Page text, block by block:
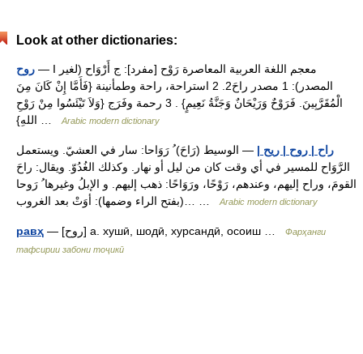
Look at other dictionaries:
روح — I معجم اللغة العربية المعاصرة رَوْح [مفرد]: ج أَرْوَاح (لغير
المصدر): 1 مصدر راحَ2. 2 استراحة، راحة وطمأنينة {فَأَمَّا إِنْ كَانَ مِنَ
الْمُقَرَّبِينَ. فَرَوْحٌ وَرَيْحَانٌ وَجَنَّةُ نَعِيمٍ} . 3 رحمة وفَرَج {وَلاَ تَيْئَسُوا مِنْ رَوْحِ
Arabic modern dictionary
راح | روح | ريح | — الوسيط (رَاحَ) ُ رَوَاحا: سار في العشيّ. ويستعمل
الرَّوَاح للمسير في أي وقت كان من ليل أو نهار. وكذلك الغُدُوّ. ويقال: راحَ
القومَ، وراح إليهم، وعندهم، رَوْحًا، ورَوَاحًا: ذهب إليهم. و الإبلُ وغيرها ُ رَوحا
Arabic modern dictionary
равҳ — [روح] а. хушӣ, шодӣ, хурсандӣ, осоиш …
Фарҳанги
тафсирии забони тоҷикӣ